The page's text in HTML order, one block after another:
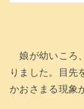
娘が幼いころ
りました。目先
かおさまる現象